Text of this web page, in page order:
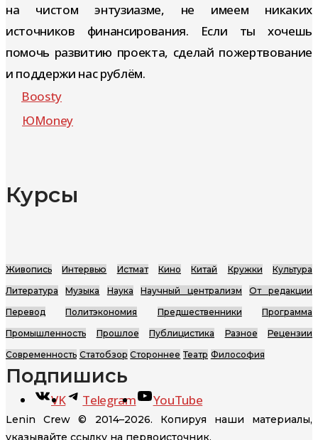
на чистом энтузиазме, не имеем никаких
источников финансирования. Если ты хочешь
помочь развитию проекта, сделай пожертвование
и поддержи нас рублём.
Boosty
ЮMoney
Курсы
Живопись Интервью Истмат Кино Китай Кружки
Культура
Литература
Музыка Наука Научный централизм
От редакции
Перевод
Политэкономия Предшественники
Программа
Промышленность
Прошлое Публицистика Разное
Рецензии
Современность Статобзор Стороннее Театр Философия
Подпишись
VK Telegram YouTube
Lenin Crew © 2014–2026. Копируя наши материалы,
указывайте ссылку на первоисточник.